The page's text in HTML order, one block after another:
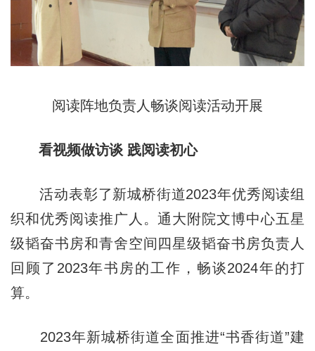
阅读阵地负责人畅谈阅读活动开展
看视频做访谈 践阅读初心
活动表彰了新城桥街道2023年优秀阅读组
织和优秀阅读推广人。通大附院文博中心五星
级韬奋书房和青舍空间四星级韬奋书房负责人
回顾了2023年书房的工作，畅谈2024年的打
算。
2023年新城桥街道全面推进“书香街道”建